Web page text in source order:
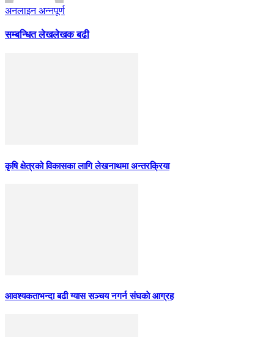
अनलाइन अन्नपूर्ण
सम्बन्धित लेखलेखक बढी
कृषि क्षेत्रको विकासका लागि लेखनाथमा अन्तरक्रिया
आवश्यकताभन्दा बढी ग्यास सञ्चय नगर्न संघकाे आग्रह